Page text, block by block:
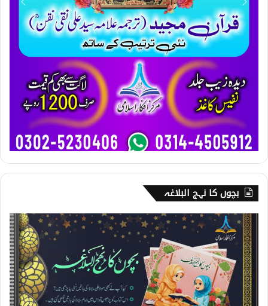
بچوں کا نہج البلاغہ